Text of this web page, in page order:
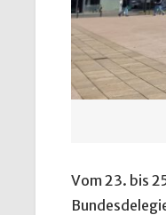
Vom 23. bis